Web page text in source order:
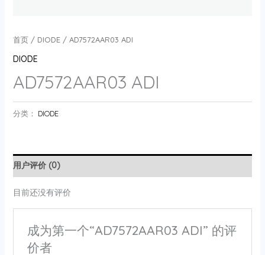
首页/ DIODE/ AD7572AAR03 ADI
DIODE
AD7572AAR03 ADI
分类： DIODE
用户评价 (0)
目前还没有评价
成为第一个“AD7572AAR03 ADI” 的评
价者